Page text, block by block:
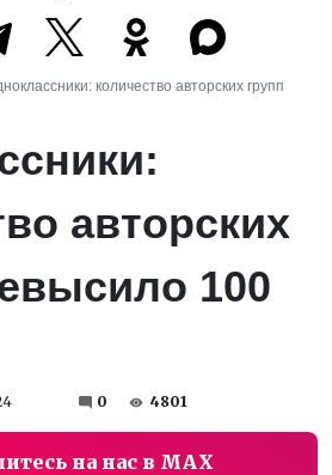
количество авторских групп
авторских
100
0 4801
на нас в MAX